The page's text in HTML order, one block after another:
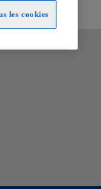
les cookies